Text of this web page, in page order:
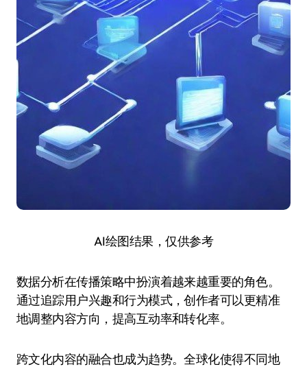
AI绘图结果，仅供参考
数据分析在传播策略中扮演着越来越重要的角色。
通过追踪用户兴趣和行为模式，创作者可以更精准
地调整内容方向，提高互动率和转化率。
跨文化内容的融合也成为趋势。全球化使得不同地